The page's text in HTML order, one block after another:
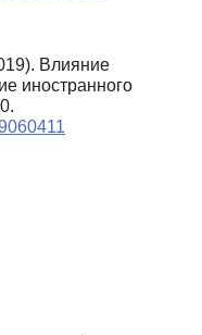
Влияние
иностранного